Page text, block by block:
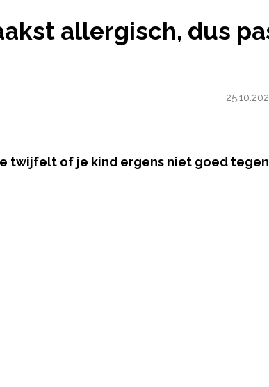
allergisch, dus
twijfelt of je kind ergens niet goed